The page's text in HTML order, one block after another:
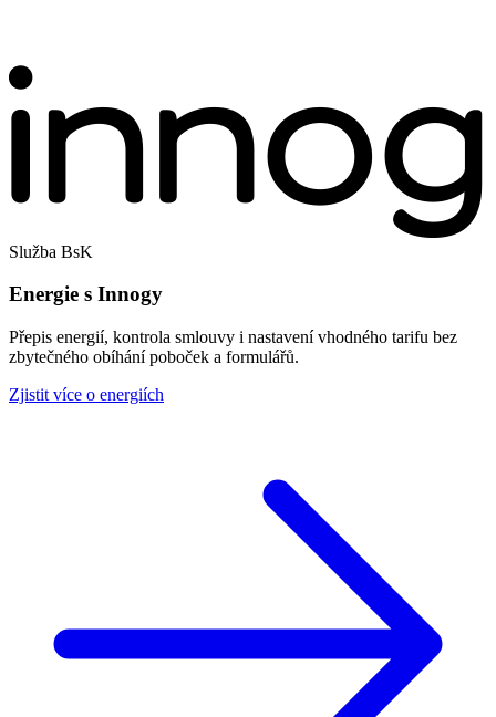
Služba BsK
Energie s Innogy
Přepis energií, kontrola smlouvy i nastavení vhodného tarifu bez
zbytečného obíhání poboček a formulářů.
Zjistit více o energiích